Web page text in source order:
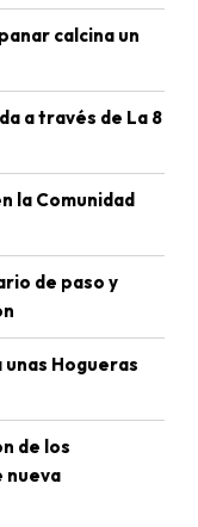
calcina un
a través de La 8
la Comunidad
de paso y
Hogueras
de los
nueva